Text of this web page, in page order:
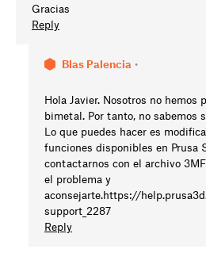
Gracias
Reply
Blas Palencia •
Hola Javier. Nosotros no hemos
bimetal. Por tanto, no sabemos
Lo que puedes hacer es
funciones disponibles en Prusa
contactarnos con el archivo
el problema y
aconsejarte.https://
support_2287
Reply